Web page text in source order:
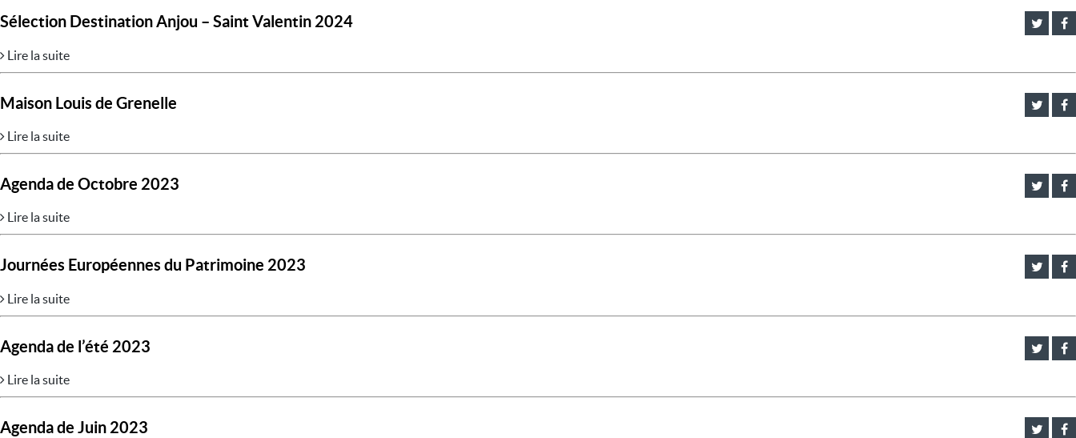
Sélection Destination Anjou – Saint Valentin 2024
Lire la suite
Maison Louis de Grenelle
Lire la suite
Agenda de Octobre 2023
Lire la suite
Journées Européennes du Patrimoine 2023
Lire la suite
Agenda de l’été 2023
Lire la suite
Agenda de Juin 2023